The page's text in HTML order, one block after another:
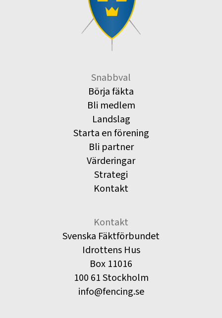
Snabbval
Börja fäkta
Bli medlem
Landslag
Starta en förening
Bli partner
Värderingar
Strategi
Kontakt
Kontakt
Svenska Fäktförbundet
Idrottens Hus
Box 11016
100 61 Stockholm
info@fencing.se